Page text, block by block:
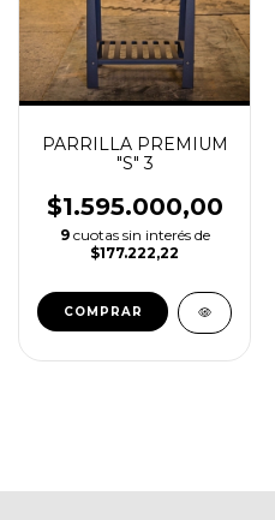
PARRILLA PREMIUM
"S" 3
$1.595.000,00
9 cuotas sin interés de
$177.222,22